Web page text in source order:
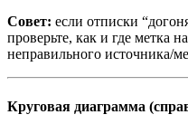
Совет: если отписки
проверьте, как и где метка
неправильного источника/
Круговая диаграмма